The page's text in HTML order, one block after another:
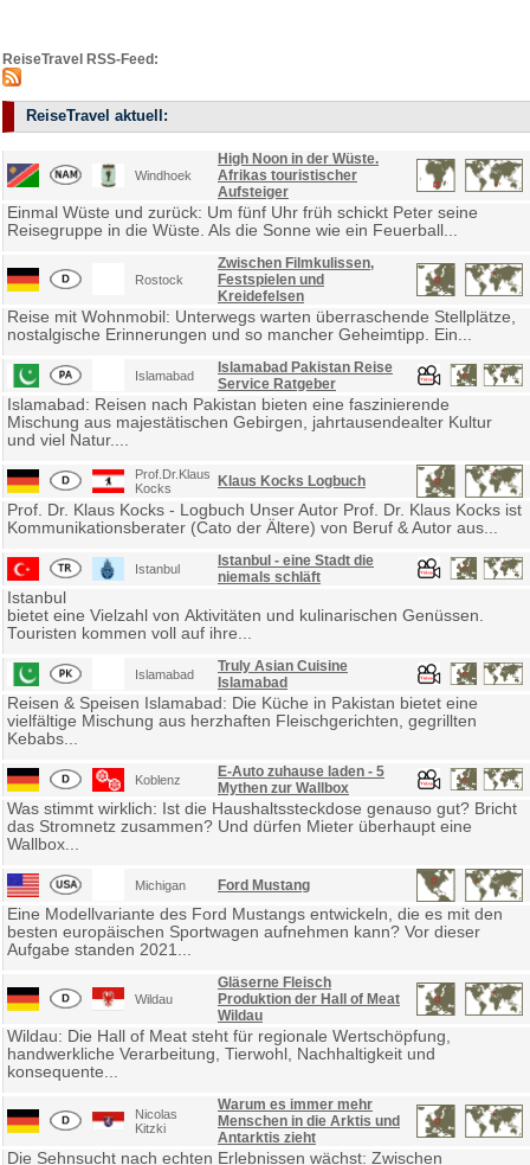
ReiseTravel RSS-Feed:
ReiseTravel aktuell:
Windhoek
High Noon in der Wüste.
Afrikas touristischer
Aufsteiger
Einmal Wüste und zurück: Um fünf Uhr früh schickt Peter seine
Reisegruppe in die Wüste. Als die Sonne wie ein Feuerball...
Rostock
Zwischen Filmkulissen,
Festspielen und
Kreidefelsen
Reise mit Wohnmobil: Unterwegs warten überraschende Stellplätze,
nostalgische Erinnerungen und so mancher Geheimtipp. Ein...
Islamabad
Islamabad Pakistan Reise
Service Ratgeber
Islamabad: Reisen nach Pakistan bieten eine faszinierende
Mischung aus majestätischen Gebirgen, jahrtausendealter Kultur
und viel Natur....
Prof.Dr.Klaus
Kocks
Klaus Kocks Logbuch
Prof. Dr. Klaus Kocks - Logbuch Unser Autor Prof. Dr. Klaus Kocks ist
Kommunikationsberater (Cato der Ältere) von Beruf & Autor aus...
Istanbul
Istanbul - eine Stadt die
niemals schläft
Istanbul
bietet eine Vielzahl von Aktivitäten und kulinarischen Genüssen.
Touristen kommen voll auf ihre...
Islamabad
Truly Asian Cuisine
Islamabad
Reisen & Speisen Islamabad: Die Küche in Pakistan bietet eine
vielfältige Mischung aus herzhaften Fleischgerichten, gegrillten
Kebabs...
Koblenz
E-Auto zuhause laden - 5
Mythen zur Wallbox
Was stimmt wirklich: Ist die Haushaltssteckdose genauso gut? Bricht
das Stromnetz zusammen? Und dürfen Mieter überhaupt eine
Wallbox...
Michigan Ford Mustang
Eine Modellvariante des Ford Mustangs entwickeln, die es mit den
besten europäischen Sportwagen aufnehmen kann? Vor dieser
Aufgabe standen 2021...
Wildau
Gläserne Fleisch
Produktion der Hall of Meat
Wildau
Wildau: Die Hall of Meat steht für regionale Wertschöpfung,
handwerkliche Verarbeitung, Tierwohl, Nachhaltigkeit und
konsequente...
Nicolas
Kitzki
Warum es immer mehr
Menschen in die Arktis und
Antarktis zieht
Die Sehnsucht nach echten Erlebnissen wächst: Zwischen